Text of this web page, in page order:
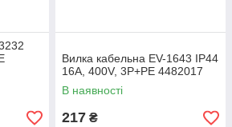
Вилка кабельна EV-1643 IP44
16A, 400V, 3P+PE 4482017
В наявності
217 ₴